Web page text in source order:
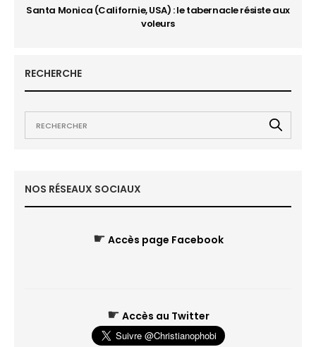
Santa Monica (Californie, USA) : le tabernacle résiste aux
voleurs
RECHERCHE
NOS RÉSEAUX SOCIAUX
☛ Accès page Facebook
☛ Accès au Twitter